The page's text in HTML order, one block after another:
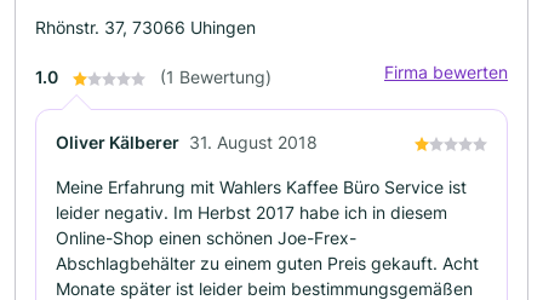
Rhönstr. 37, 73066 Uhingen
1.0 (1 Bewertung) Firma bewerten
Oliver Kälberer 31. August 2018
Meine Erfahrung mit Wahlers Kaffee Büro Service ist
leider negativ. Im Herbst 2017 habe ich in diesem
Online-Shop einen schönen Joe-Frex-
Abschlagbehälter zu einem guten Preis gekauft. Acht
Monate später ist leider beim bestimmungsgemäßen